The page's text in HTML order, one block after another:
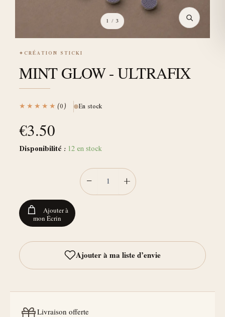
1 / 3
✦CRÉATION STICKI
MINT GLOW - ULTRAFIX
★★★★★(0) En stock
€3.50
Disponibilité : 12 en stock
− +
Ajouter à
mon Écrin
Livraison offerte